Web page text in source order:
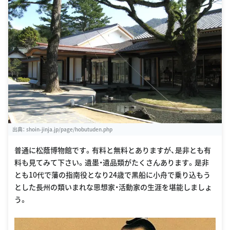
出典： shoin-jinja.jp/page/hobutuden.php
普通に松蔭博物館です。有料と無料とありますが、是非とも有
料も見てみて下さい。遺墨・遺品類がたくさんあります。是非
とも10代で藩の指南役となり24歳で黒船に小舟で乗り込もう
とした長州の類いまれな思想家・活動家の生涯を堪能しましょ
う。